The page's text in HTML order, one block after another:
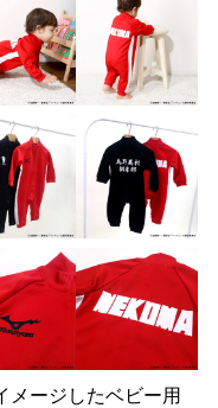
メージしたベビー用